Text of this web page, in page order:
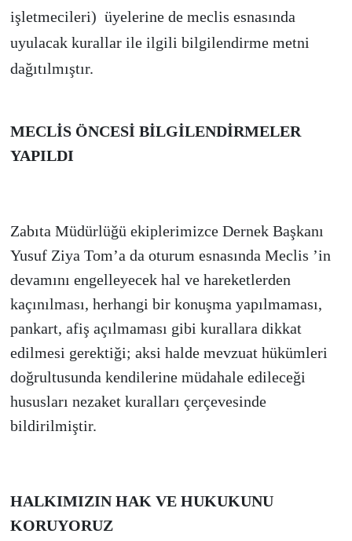
işletmecileri) üyelerine de meclis esnasında
uyulacak kurallar ile ilgili bilgilendirme metni
dağıtılmıştır.
MECLİS ÖNCESİ BİLGİLENDİRMELER
YAPILDI
Zabıta Müdürlüğü ekiplerimizce Dernek Başkanı
Yusuf Ziya Tom’a da oturum esnasında Meclis ’in
devamını engelleyecek hal ve hareketlerden
kaçınılması, herhangi bir konuşma yapılmaması,
pankart, afiş açılmaması gibi kurallara dikkat
edilmesi gerektiği; aksi halde mevzuat hükümleri
doğrultusunda kendilerine müdahale edileceği
hususları nezaket kuralları çerçevesinde
bildirilmiştir.
HALKIMIZIN HAK VE HUKUKUNU
KORUYORUZ